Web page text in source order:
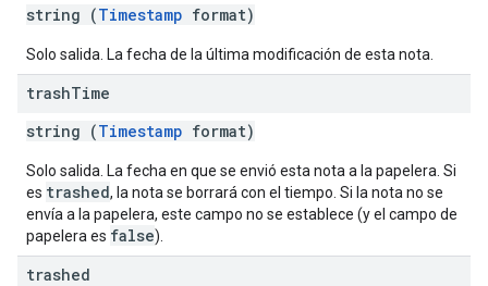
string (Timestamp format)
Solo salida. La fecha de la última modificación de esta nota.
trashTime
string (Timestamp format)
Solo salida. La fecha en que se envió esta nota a la papelera. Si
es trashed, la nota se borrará con el tiempo. Si la nota no se
envía a la papelera, este campo no se establece (y el campo de
papelera es false).
trashed